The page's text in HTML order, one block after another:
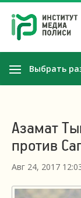
Выбрать
Азамат
против
Авг 24, 2017